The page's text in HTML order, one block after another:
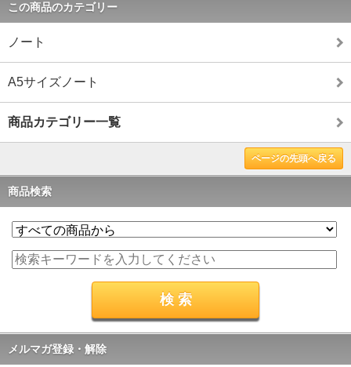
この商品のカテゴリー
ノート
A5サイズノート
商品カテゴリー一覧
ページの先頭へ戻る
商品検索
メルマガ登録・解除